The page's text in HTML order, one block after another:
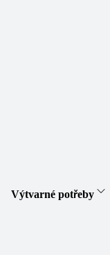
Výtvarné potřeby